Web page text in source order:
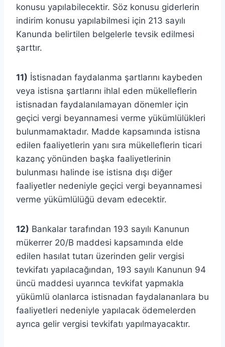
konusu yapılabilecektir. Söz konusu giderlerin
indirim konusu yapılabilmesi için 213 sayılı
Kanunda belirtilen belgelerle tevsik edilmesi
şarttır.
11) İstisnadan faydalanma şartlarını kaybeden
veya istisna şartlarını ihlal eden mükelleflerin
istisnadan faydalanılamayan dönemler için
geçici vergi beyannamesi verme yükümlülükleri
bulunmamaktadır. Madde kapsamında istisna
edilen faaliyetlerin yanı sıra mükelleflerin ticari
kazanç yönünden başka faaliyetlerinin
bulunması halinde ise istisna dışı diğer
faaliyetler nedeniyle geçici vergi beyannamesi
verme yükümlülüğü devam edecektir.
12) Bankalar tarafından 193 sayılı Kanunun
mükerrer 20/B maddesi kapsamında elde
edilen hasılat tutarı üzerinden gelir vergisi
tevkifatı yapılacağından, 193 sayılı Kanunun 94
üncü maddesi uyarınca tevkifat yapmakla
yükümlü olanlarca istisnadan faydalananlara bu
faaliyetleri nedeniyle yapılacak ödemelerden
ayrıca gelir vergisi tevkifatı yapılmayacaktır.